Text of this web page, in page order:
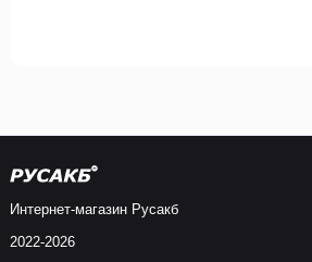
Интернет-магазин Русакб
2022-2026